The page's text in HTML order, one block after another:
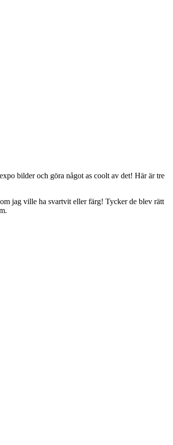
bilder och göra något as coolt av det! Här är tre
jag ville ha svartvit eller färg! Tycker de blev rätt